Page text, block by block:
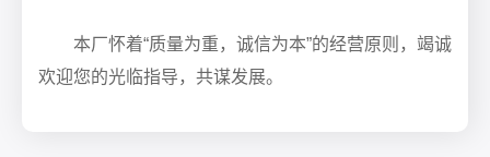
本厂怀着“质量为重，诚信为本”的经营原则，竭诚
欢迎您的光临指导，共谋发展。